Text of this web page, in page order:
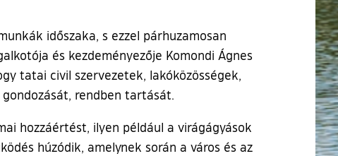
időszaka, s ezzel párhuzamosan
és kezdeményezője Komondi Ágnes
tatai civil szervezetek, lakóközösségek,
rendben tartását.
hozzáértést, ilyen például a virágágyások
húzódik, amelynek során a város és az